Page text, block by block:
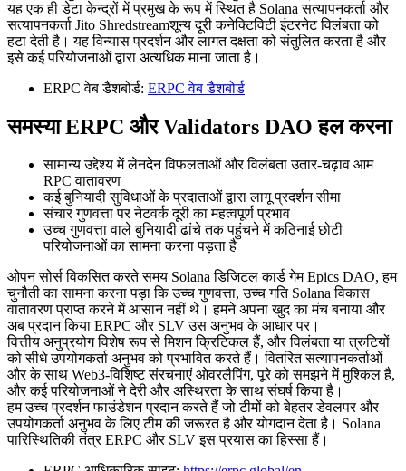
यह एक ही डेटा केन्द्रों में प्रमुख के रूप में स्थित है Solana सत्यापनकर्ता और
सत्यापनकर्ता Jito Shredstreamशून्य दूरी कनेक्टिविटी इंटरनेट विलंबता को
हटा देती है। यह विन्यास प्रदर्शन और लागत दक्षता को संतुलित करता है और
इसे कई परियोजनाओं द्वारा अत्यधिक माना जाता है।
ERPC वेब डैशबोर्ड: ERPC वेब डैशबोर्ड
समस्या ERPC और Validators DAO हल करना
सामान्य उद्देश्य में लेनदेन विफलताओं और विलंबता उतार-चढ़ाव आम
RPC वातावरण
कई बुनियादी सुविधाओं के प्रदाताओं द्वारा लागू प्रदर्शन सीमा
संचार गुणवत्ता पर नेटवर्क दूरी का महत्वपूर्ण प्रभाव
उच्च गुणवत्ता वाले बुनियादी ढांचे तक पहुंचने में कठिनाई छोटी
परियोजनाओं का सामना करना पड़ता है
ओपन सोर्स विकसित करते समय Solana डिजिटल कार्ड गेम Epics DAO, हम
चुनौती का सामना करना पड़ा कि उच्च गुणवत्ता, उच्च गति Solana विकास
वातावरण प्राप्त करने में आसान नहीं थे। हमने अपना खुद का मंच बनाया और
अब प्रदान किया ERPC और SLV उस अनुभव के आधार पर।
वित्तीय अनुप्रयोग विशेष रूप से मिशन क्रिटिकल हैं, और विलंबता या त्रुटियों
को सीधे उपयोगकर्ता अनुभव को प्रभावित करते हैं। वितरित सत्यापनकर्ताओं
और के साथ Web3-विशिष्ट संरचनाएं ओवरलैपिंग, पूरे को समझने में मुश्किल है,
और कई परियोजनाओं ने देरी और अस्थिरता के साथ संघर्ष किया है।
हम उच्च प्रदर्शन फाउंडेशन प्रदान करते हैं जो टीमों को बेहतर डेवलपर और
उपयोगकर्ता अनुभव के लिए टीम की जरूरत है और योगदान देता है। Solana
पारिस्थितिकी तंत्र ERPC और SLV इस प्रयास का हिस्सा हैं।